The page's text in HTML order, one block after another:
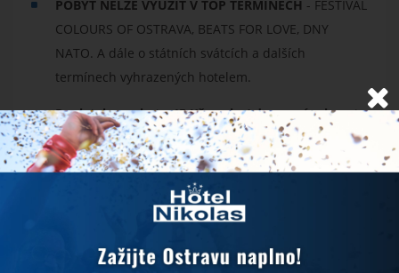
POBYT NELZE VYUŽÍT V TOP TERMÍNECH - FESTIVAL
COLOURS OF OSTRAVA, BEATS FOR LOVE, DNY
NATO. A dále o státních svátcích a dalších
termínech vyhrazených hotelem.
Poplatek z pobytu 45 Kč osoba/ den není zahrnut
v ceně pobytu- hradí se na místě.
Dvoulůžkový pokoj ​Standard, Superior, Apartmán
Junior, Studio a Studio Standard -
Dvoulůžkový pokoj Superior s přistýlkou -